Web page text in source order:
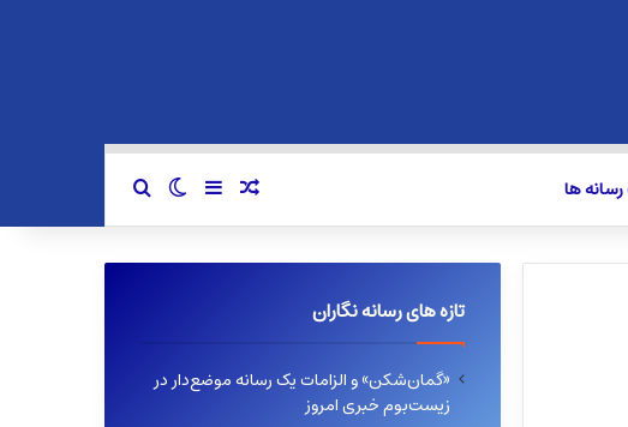
ها نوشته تصادفی
سایدبارتغییر پوسته
تازه های رسانه نگاران
«گمان‌شکن» و الزامات یک رسانه موضع‌دار در
زیست‌بوم خبری امروز